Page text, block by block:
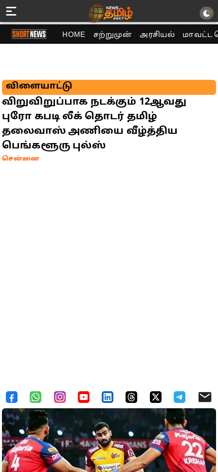
HOME சற்றுமுன் அரசியல் மாவட்ட
விளையாட்டு
விறுவிறுப்பாக நடக்கும் 12ஆவது
புரோ கபடி லீக் தொடர் தமிழ்
தலைவாஸ் அணியை வீழ்த்திய
பெங்களூரு புல்ஸ்
சென்னை